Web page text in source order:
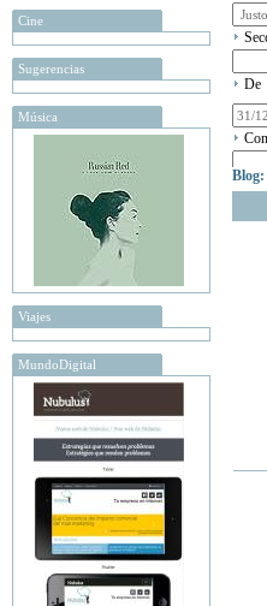
Cine
Sugerencias
Música
Viajes
MundoDigital
De